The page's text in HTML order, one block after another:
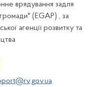
врядування задля
громади" (EGAP) , за
агенції розвитку та